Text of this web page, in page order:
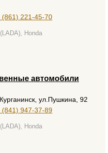
(861) 221-45-70
Honda
автомобили
ул.Пушкина, 92
(841) 947-37-89
Honda